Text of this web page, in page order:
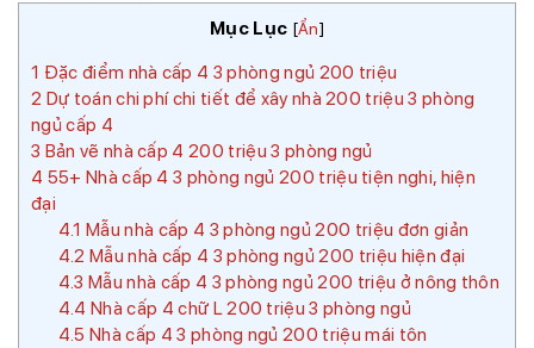
Mục Lục [Ẩn]
1 Đặc điểm nhà cấp 4 3 phòng ngủ 200 triệu
2 Dự toán chi phí chi tiết để xây nhà 200 triệu 3 phòng
ngủ cấp 4
3 Bản vẽ nhà cấp 4 200 triệu 3 phòng ngủ
4 55+ Nhà cấp 4 3 phòng ngủ 200 triệu tiện nghi, hiện
đại
4.1 Mẫu nhà cấp 4 3 phòng ngủ 200 triệu đơn giản
4.2 Mẫu nhà cấp 4 3 phòng ngủ 200 triệu hiện đại
4.3 Mẫu nhà cấp 4 3 phòng ngủ 200 triệu ở nông thôn
4.4 Nhà cấp 4 chữ L 200 triệu 3 phòng ngủ
4.5 Nhà cấp 4 3 phòng ngủ 200 triệu mái tôn